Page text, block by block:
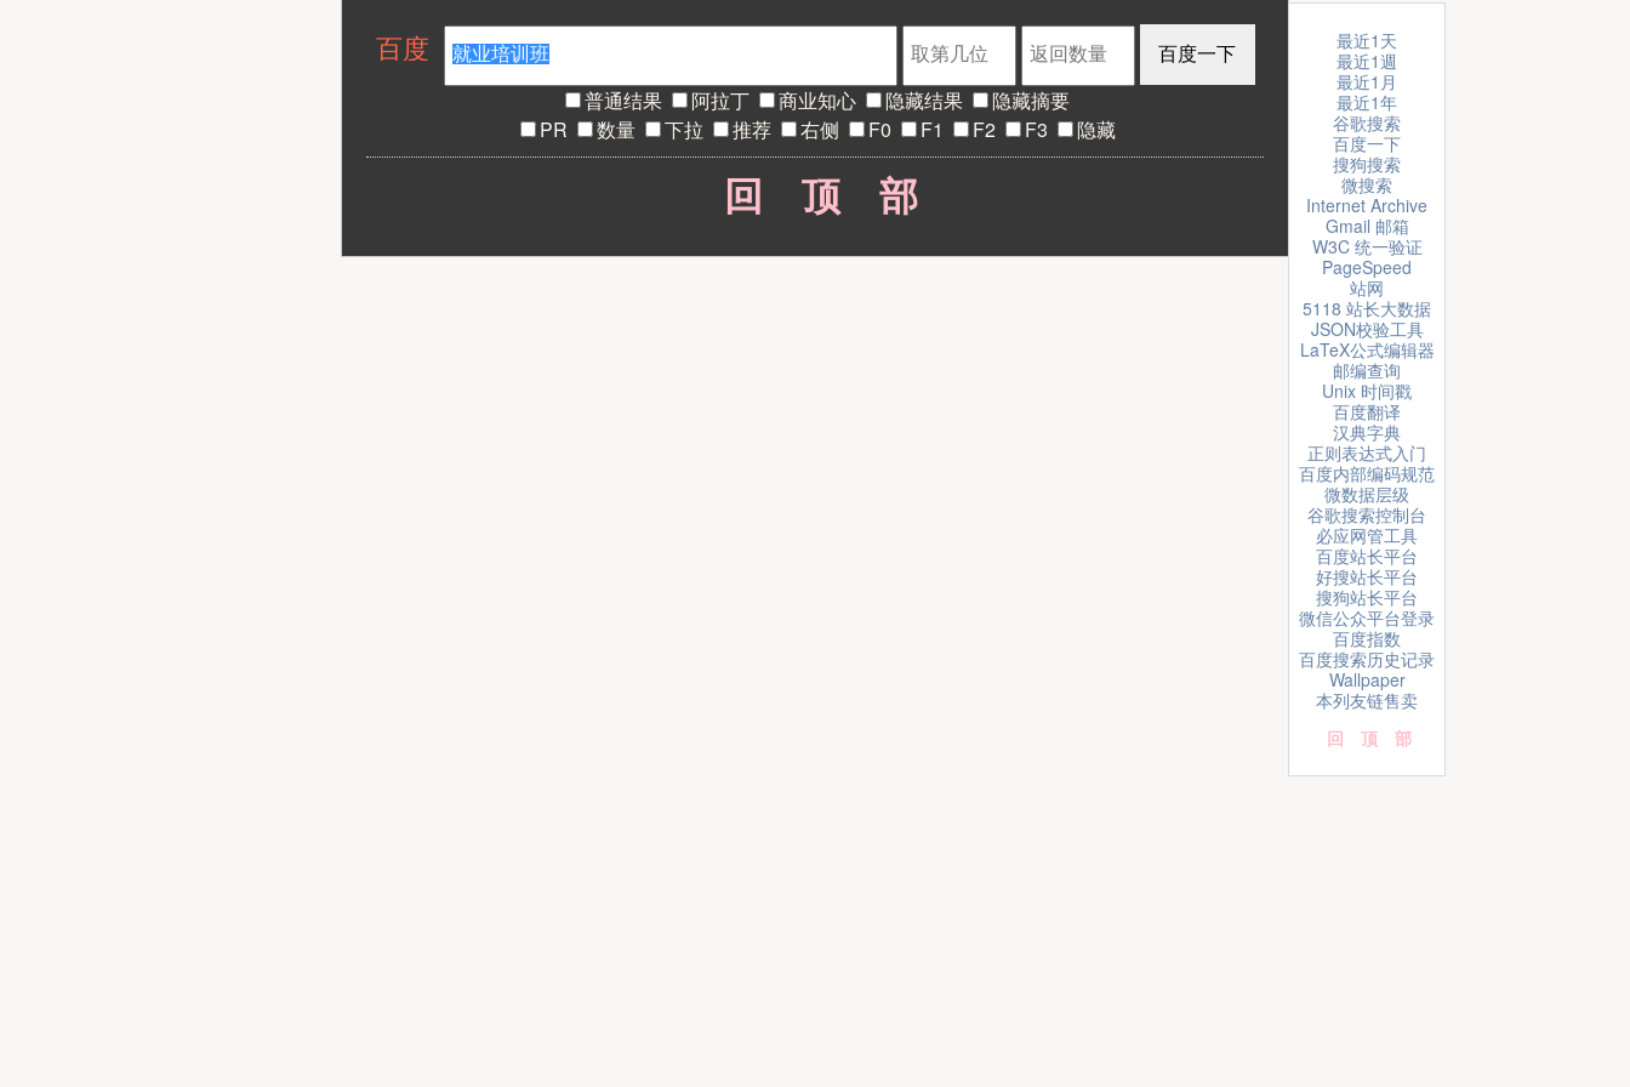
普通结果 阿拉丁 商业知心 隐藏结果
隐藏摘要
PR
数量 下拉 推荐 右侧 F0 F1 F2 F3 隐藏
回顶部
最近1天
最近1週
最近1月
最近1年
谷歌搜索
百度一下
搜狗搜索
微搜索
Internet Archive
Gmail 邮箱
W3C 统一验证
PageSpeed
站网
5118 站长大数据
JSON校验工具
LaTeX公式编辑器
邮编查询
Unix 时间戳
百度翻译
汉典字典
正则表达式入门
百度内部编码规范
微数据层级
谷歌搜索控制台
必应网管工具
百度站长平台
好搜站长平台
搜狗站长平台
微信公众平台登录
百度指数
百度搜索历史记录
Wallpaper
本列友链售卖
回顶部